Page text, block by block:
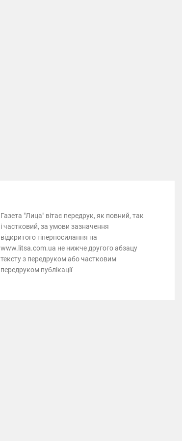
Газета "Лица" вітає передрук, як повний, так
і частковий, за умови зазначення
відкритого гіперпосилання на
www.litsa.com.ua не нижче другого абзацу
тексту з передруком або частковим
передруком публікації